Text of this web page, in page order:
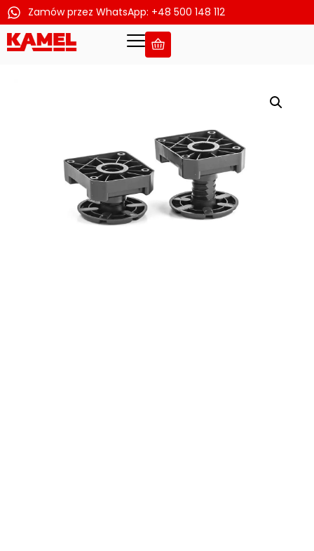
Przejdź
Zamów przez WhatsApp: +48 500 148 112